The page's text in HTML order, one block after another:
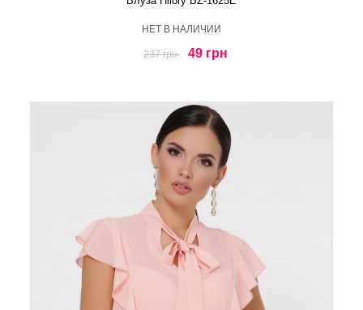
HЕТ В НАЛИЧИИ
237 грн 49 грн